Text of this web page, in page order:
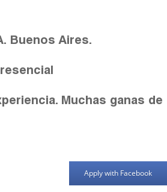
Buenos Aires.
Muchas ganas de